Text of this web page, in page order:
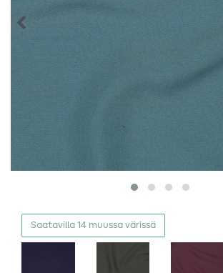
Saatavilla 14 muussa värissä